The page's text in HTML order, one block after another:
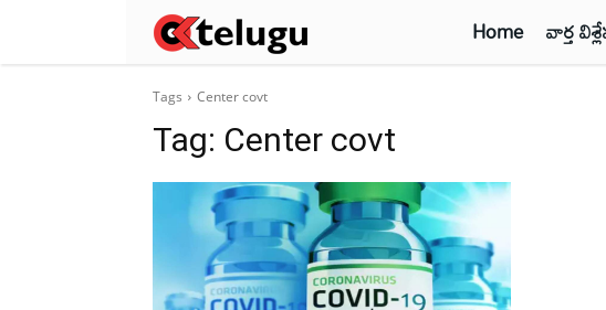
Home వార్త
Tags Center covt
Tag: Center covt